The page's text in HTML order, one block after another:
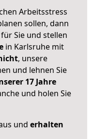
Arbeitsstress
sollen, dann
Sie und stellen
in Karlsruhe mit
, unsere
und lehnen Sie
17 Jahre
und holen Sie
und erhalten